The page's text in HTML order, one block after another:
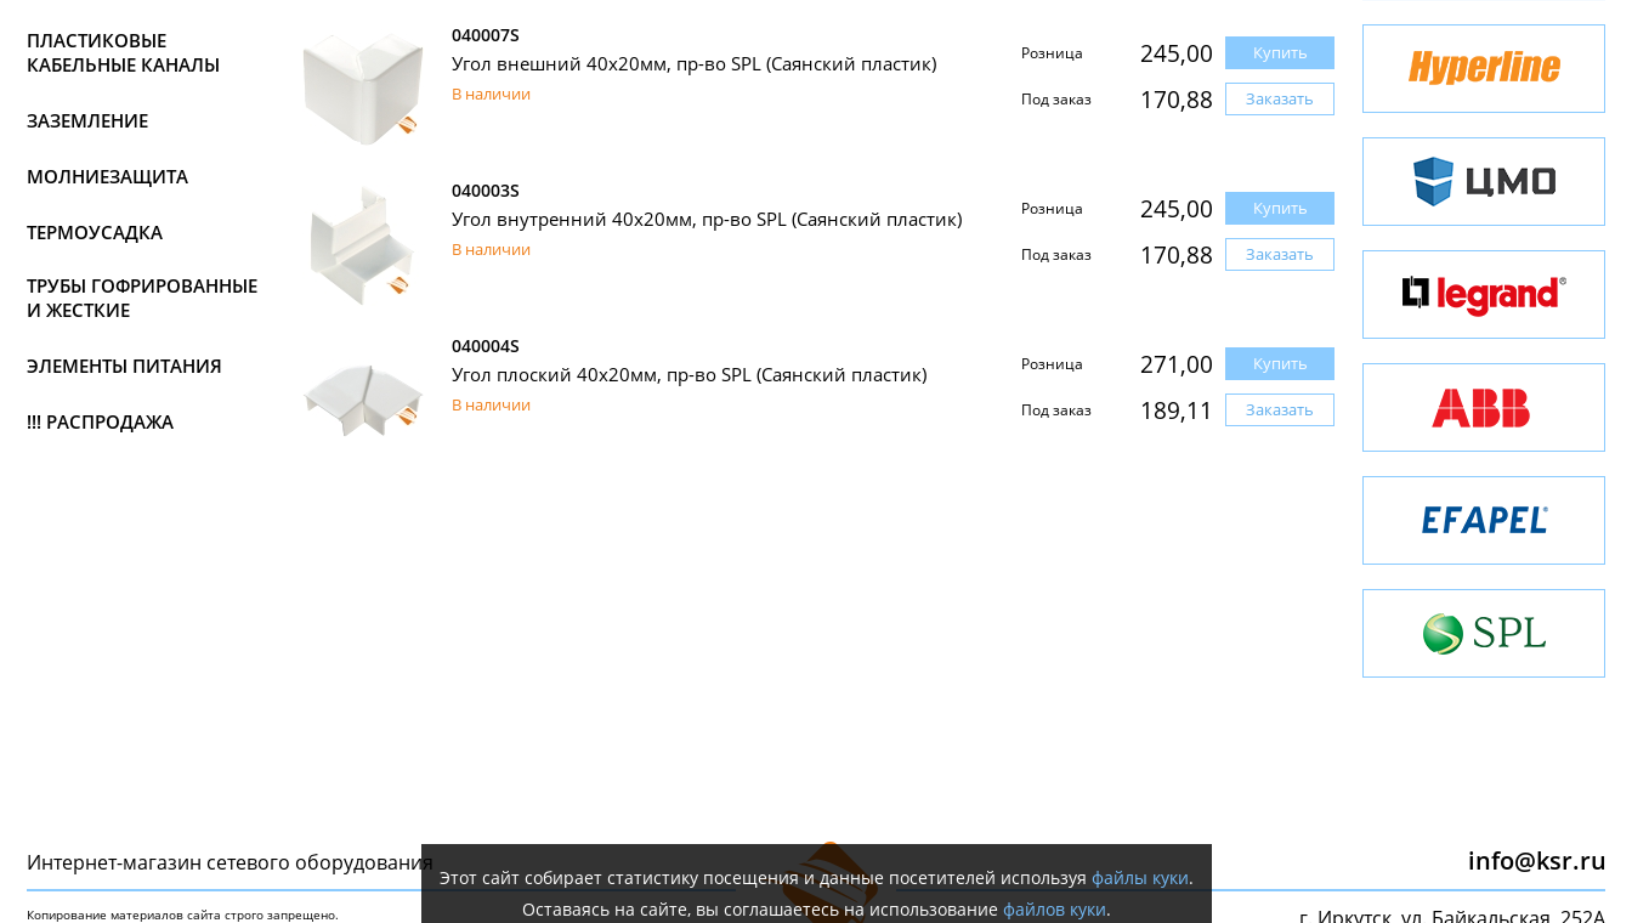
ПЛАСТИКОВЫЕ
КАБЕЛЬНЫЕ КАНАЛЫ
ЗАЗЕМЛЕНИЕ
МОЛНИЕЗАЩИТА
ТЕРМОУСАДКА
ТРУБЫ ГОФРИРОВАННЫЕ
И ЖЕСТКИЕ
ЭЛЕМЕНТЫ ПИТАНИЯ
!!! РАСПРОДАЖА
040007S
Угол внешний 40x20мм, пр-во SPL (Саянский пластик)
В наличии
Розница 245,00 Купить
Под заказ 170,88 Заказать
040003S
Угол внутренний 40x20мм, пр-во SPL (Саянский пластик)
В наличии
Розница 245,00 Купить
Под заказ 170,88 Заказать
040004S
Угол плоский 40х20мм, пр-во SPL (Саянский пластик)
В наличии
Розница 271,00 Купить
Под заказ 189,11 Заказать
Интернет-магазин сетeвого оборудования
Копирование материалов сайта строго запрещено.
info@ksr.ru
Этот сайт собирает статистику посещения и данные посетителей используя файлы куки.
Оставаясь на сайте, вы соглашаетесь на использование файлов куки.